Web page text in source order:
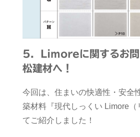
5．Limoreに関するお問
松建材へ！
今回は、住まいの快適性・安全
築材料『現代しっくい Limore（
てご紹介しました！